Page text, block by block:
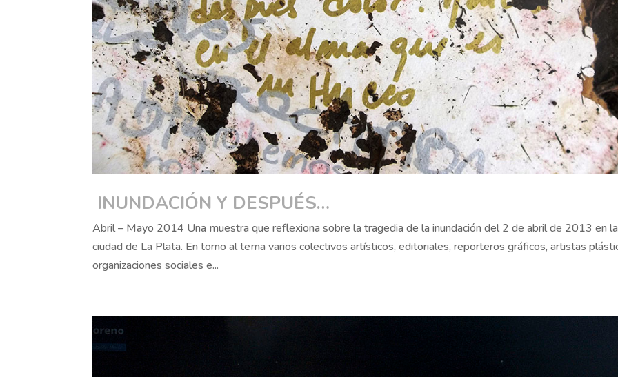
INUNDACIÓN Y DESPUÉS…
Abril – Mayo 2014 Una muestra que reflexiona sobre la tragedia de la inundación del 2 de abril de 2013 en la
ciudad de La Plata. En torno al tema varios colectivos artísticos, editoriales, reporteros gráficos, artistas
organizaciones sociales e...